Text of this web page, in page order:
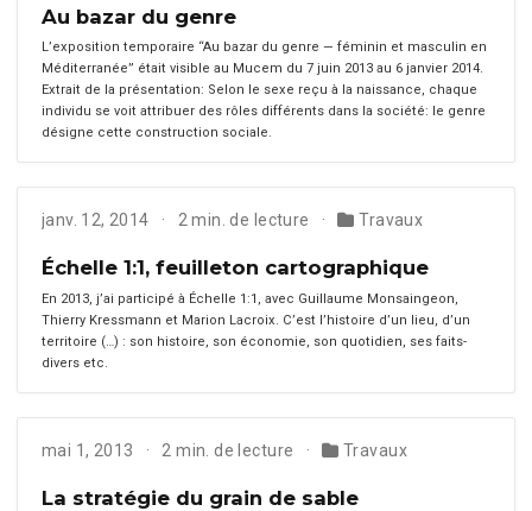
Au bazar du genre
L’ex­po­si­tion tem­po­raire “Au bazar du genre — féminin et mas­culin en
Méditer­ranée” était vis­i­ble au Mucem du 7 juin 2013 au 6 jan­vi­er 2014.
Extrait de la présentation: Selon le sexe reçu à la nais­sance, chaque
indi­vidu se voit attribuer des rôles dif­férents dans la société: le genre
désigne cette con­struc­tion sociale.
janv. 12, 2014 2 min. de lecture Travaux
Échelle 1:1, feuilleton cartographique
En 2013, j’ai par­ticipé à Échelle 1:1, avec Guil­laume Mon­sain­geon,
Thier­ry Kress­mann et Mar­i­on Lacroix. C’est l’histoire d’un lieu, d’un
ter­ri­toire (…) : son his­toire, son économie, son quo­ti­di­en, ses faits-
divers etc.
mai 1, 2013 2 min. de lecture Travaux
La stratégie du grain de sable